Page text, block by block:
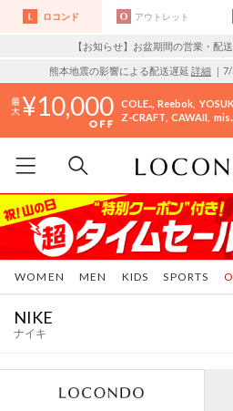
ロコンド アウトレット
【お知らせ】お盆期間の営業・配
熊本地震の影響による配送遅延 詳細 ｜
10,000 COLE.. Reebok
Z-CRAFT CAWAII mis..
WOMEN MEN KIDS SPORTS
NIKE
ナイキ